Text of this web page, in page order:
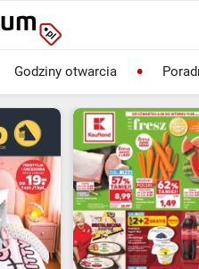
Godziny otwarcia